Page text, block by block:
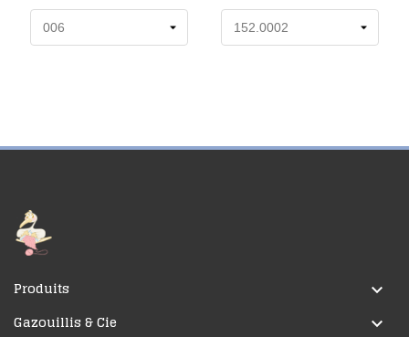
Produits 
Gazouillis & Cie 